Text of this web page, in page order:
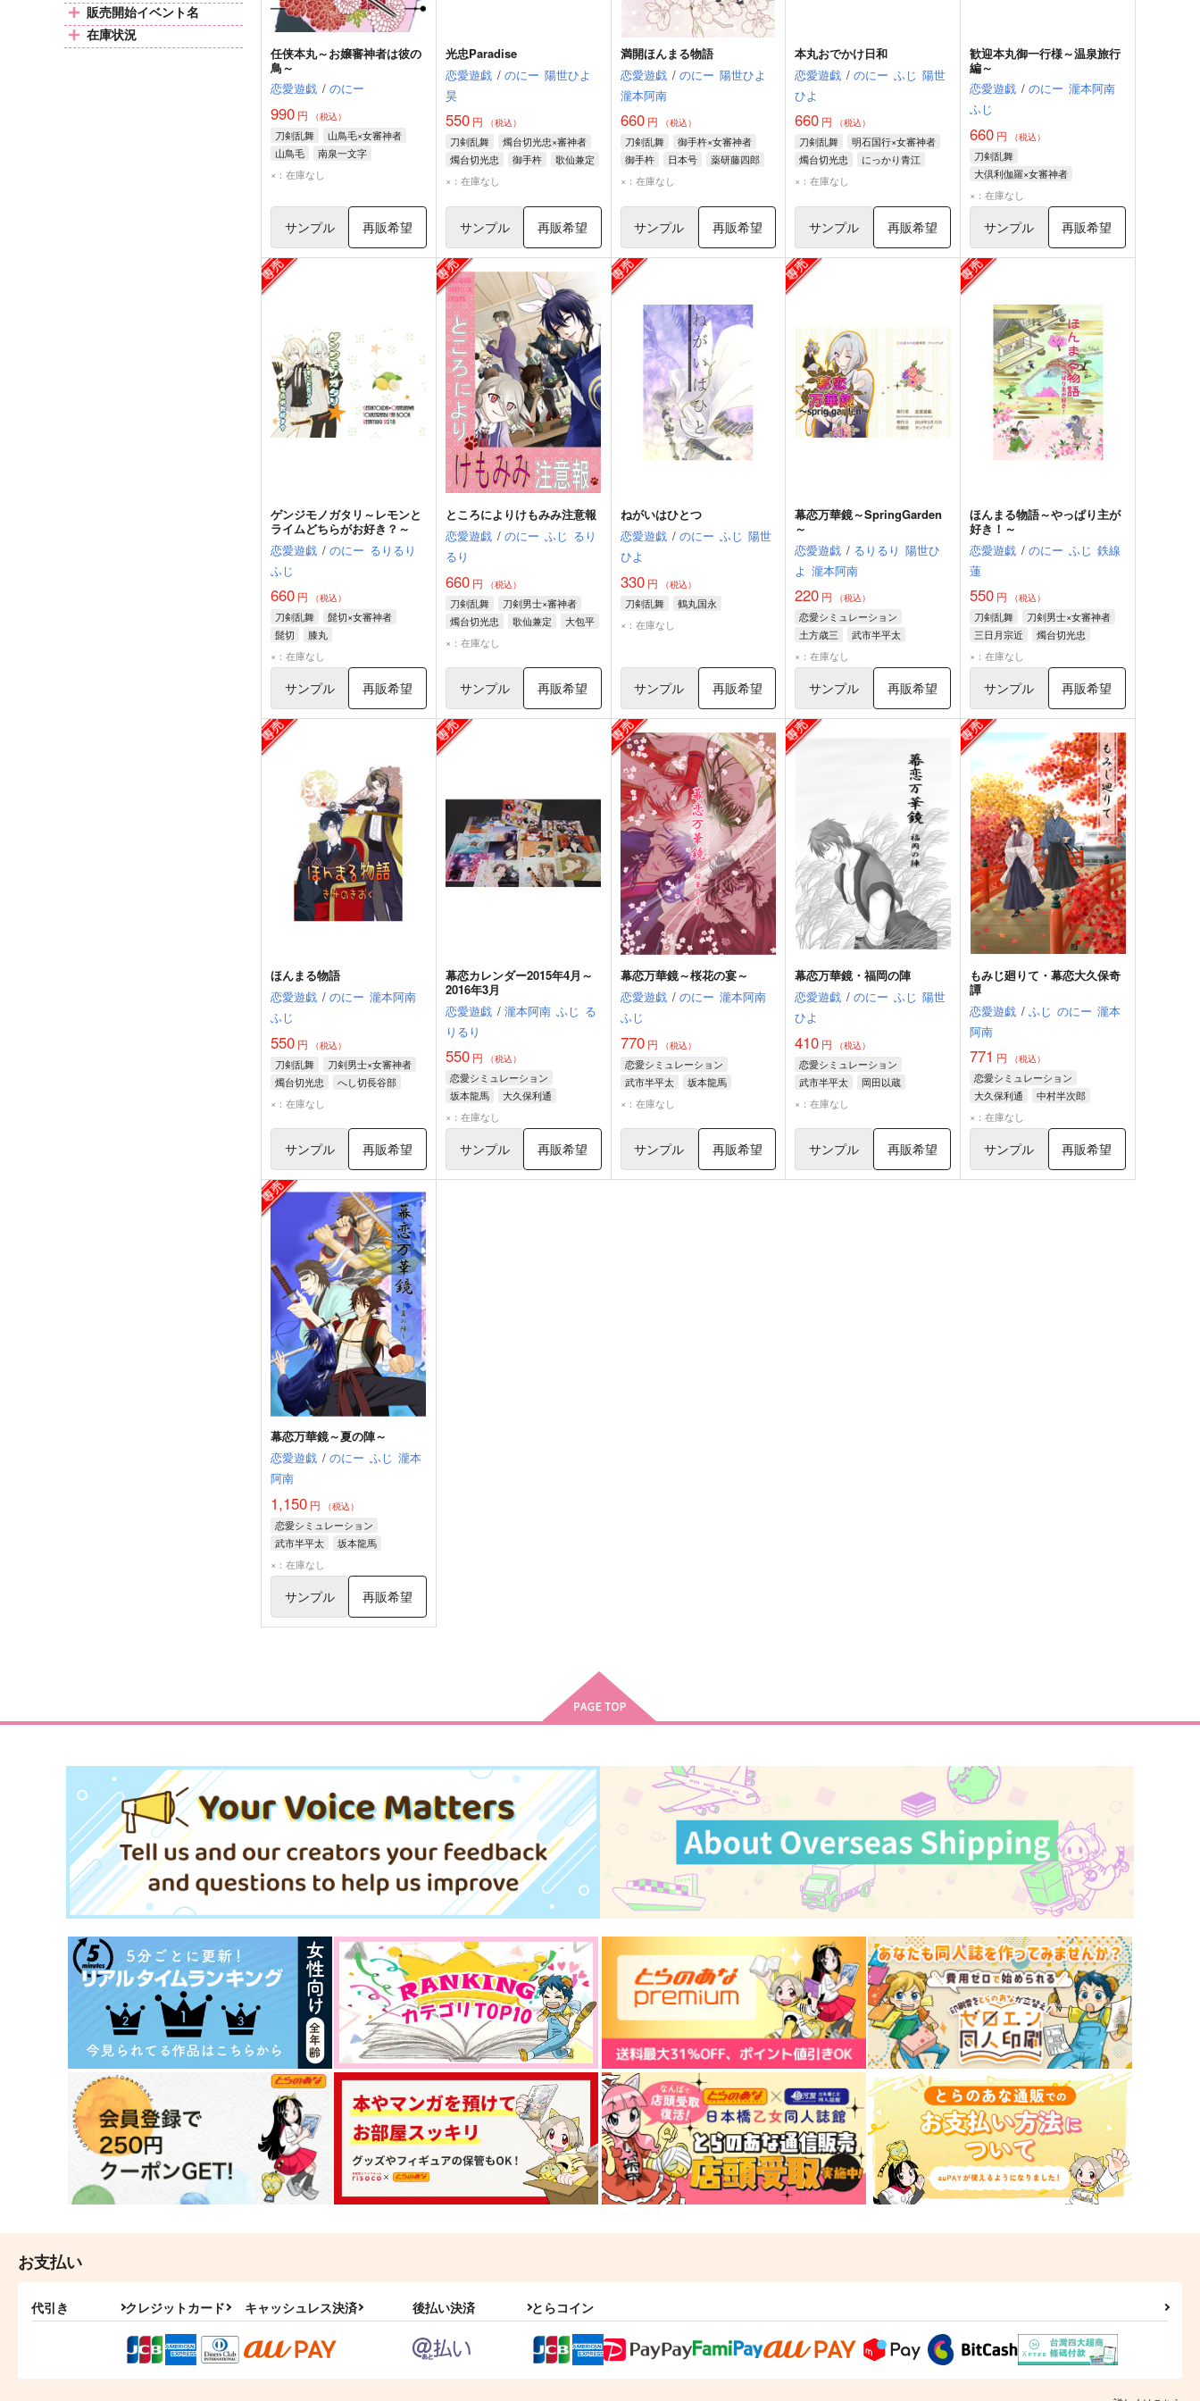
販売開始イベント名
在庫状況
任侠本丸～お嬢審神者は彼の
鳥～
恋愛遊戯 / のにー
990 円 （税込）
刀剣乱舞
山鳥毛×女審神者
山鳥毛
南泉一文字
日光一文字
×：在庫なし
サンプル 再販希望
光忠Paradise
恋愛遊戯 / のにー 陽世ひよ
昊
550円 （税込）
刀剣乱舞
燭台切光忠×審神者
燭台切光忠
御手杵
歌仙兼定
×：在庫なし
サンプル 再販希望
満開ほんまる物語
恋愛遊戯 / のにー 陽世ひよ
瀧本阿南
660円 （税込）
刀剣乱舞
御手杵×女審神者
御手杵
日本号
薬研藤四郎
×：在庫なし
サンプル 再販希望
本丸おでかけ日和
恋愛遊戯 / のにー ふじ 陽世
ひよ
660 円 （税込）
刀剣乱舞
明石国行×女審神者
燭台切光忠
にっかり青江
御手杵
×：在庫なし
サンプル 再販希望
歓迎本丸御一行様～温泉旅行
編～
恋愛遊戯 / のにー 瀧本阿南
ふじ
660 円 （税込）
刀剣乱舞
大倶利伽羅×女審神者
大倶利伽羅
長曽祢虎徹
×：在庫なし
サンプル 再販希望
ゲンジモノガタリ～レモンと
ライムどちらがお好き？～
恋愛遊戯 / のにー るりるり
ふじ
660 円 （税込）
刀剣乱舞
髭切×女審神者
髭切
膝丸
×：在庫なし
サンプル 再販希望
ところによりけもみみ注意報
恋愛遊戯 / のにー ふじ るり
るり
660円 （税込）
刀剣乱舞
刀剣男士×審神者
燭台切光忠
歌仙兼定
大包平
×：在庫なし
サンプル 再販希望
ねがいはひとつ
恋愛遊戯 / のにー ふじ 陽世
ひよ
330円 （税込）
刀剣乱舞
鶴丸国永
×：在庫なし
サンプル 再販希望
幕恋万華鏡～SpringGarden
～
恋愛遊戯 / るりるり 陽世ひ
よ 瀧本阿南
220 円 （税込）
恋愛シミュレーション
土方歳三
武市半平太
×：在庫なし
サンプル 再販希望
ほんまる物語～やっぱり主が
好き！～
恋愛遊戯 / のにー ふじ 鉄線
蓮
550 円 （税込）
刀剣乱舞
刀剣男士×女審神者
三日月宗近
燭台切光忠
五虎退
×：在庫なし
サンプル 再販希望
ほんまる物語
恋愛遊戯 / のにー 瀧本阿南
ふじ
550 円 （税込）
刀剣乱舞
刀剣男士×女審神者
燭台切光忠
へし切長谷部
×：在庫なし
サンプル 再販希望
幕恋カレンダー2015年4月～
2016年3月
恋愛遊戯 / 瀧本阿南 ふじ る
りるり
550円 （税込）
恋愛シミュレーション
坂本龍馬
大久保利通
沖田総司
×：在庫なし
サンプル 再販希望
幕恋万華鏡～桜花の宴～
恋愛遊戯 / のにー 瀧本阿南
ふじ
770円 （税込）
恋愛シミュレーション
武市半平太
坂本龍馬
岡田以蔵
×：在庫なし
サンプル 再販希望
幕恋万華鏡・福岡の陣
恋愛遊戯 / のにー ふじ 陽世
ひよ
410 円 （税込）
恋愛シミュレーション
武市半平太
岡田以蔵
中村半次郎
×：在庫なし
サンプル 再販希望
もみじ廻りて・幕恋大久保奇
譚
恋愛遊戯 / ふじ のにー 瀧本
阿南
771 円 （税込）
恋愛シミュレーション
大久保利通
中村半次郎
×：在庫なし
サンプル 再販希望
幕恋万華鏡～夏の陣～
恋愛遊戯 / のにー ふじ 瀧本
阿南
1,150 円 （税込）
恋愛シミュレーション
武市半平太
坂本龍馬
土方歳三
×：在庫なし
サンプル 再販希望
お支払い
代引き クレジットカード キャッシュレス決済 後払い決済 とらコイン